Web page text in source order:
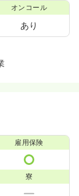
オンコール
あり
雇用保険
寮